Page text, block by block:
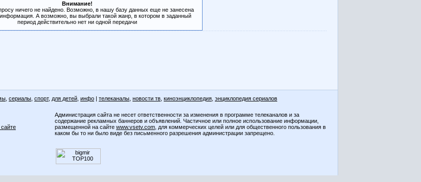
Внимание!
ничего не найдено. Возможно, в нашу базу данных еще не занесена
А возможно, вы выбрали такой жанр, в котором в заданный
период действительно нет ни одной передачи
сериалы спорт, для детей инфо | телеканалы новости тв киноэнциклопедия энциклопедия сериалов
Администрация сайта не несет ответственности за изменения в программе телеканалов и за
содержание рекламных баннеров и объявлений. Частичное или полное использование информации,
размещенной на сайте www.vsetv.com , для коммерческих целей или для общественного пользования в
каком бы то ни было виде без письменного разрешения администрации запрещено.